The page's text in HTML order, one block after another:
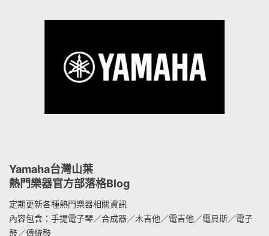
Yamaha台灣山葉
熱門樂器官方部落格Blog
定期更新各種熱門樂器相關資訊
內容包含：手提電子琴／合成器／木吉他／電吉他／電貝斯／電子
鼓／傳統鼓